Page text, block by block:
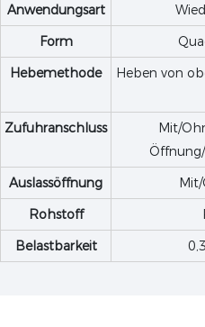
Anwendungsart
Form
Hebemethode
Heben von
Zufuhranschluss
Mit/
Auslassöffnung
Mit/
Rohstoff
Belastbarkeit